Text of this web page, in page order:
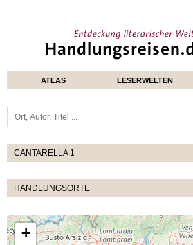
ATLAS LESERWELTEN
CANTARELLA 1
HANDLUNGSORTE
+